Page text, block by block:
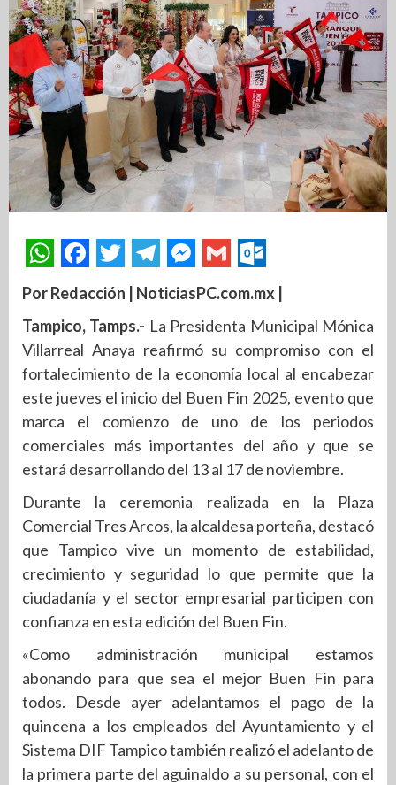
Por Redacción | NoticiasPC.com.mx |
Tampico, Tamps.- La Presidenta Municipal Mónica
Villarreal Anaya reafirmó su compromiso con el
fortalecimiento de la economía local al encabezar
este jueves el inicio del Buen Fin 2025, evento que
marca el comienzo de uno de los periodos
comerciales más importantes del año y que se
estará desarrollando del 13 al 17 de noviembre.
Durante la ceremonia realizada en la Plaza
Comercial Tres Arcos, la alcaldesa porteña, destacó
que Tampico vive un momento de estabilidad,
crecimiento y seguridad lo que permite que la
ciudadanía y el sector empresarial participen con
confianza en esta edición del Buen Fin.
«Como administración municipal estamos
abonando para que sea el mejor Buen Fin para
todos. Desde ayer adelantamos el pago de la
quincena a los empleados del Ayuntamiento y el
Sistema DIF Tampico también realizó el adelanto de
la primera parte del aguinaldo a su personal, con el